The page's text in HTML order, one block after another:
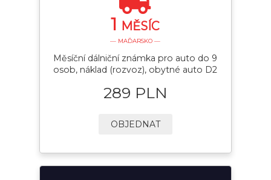
1 MĚSÍC
— MAĎARSKO —
Měsíční dálniční známka pro auto do 9
osob, náklad (rozvoz), obytné auto D2
289 PLN
OBJEDNAT